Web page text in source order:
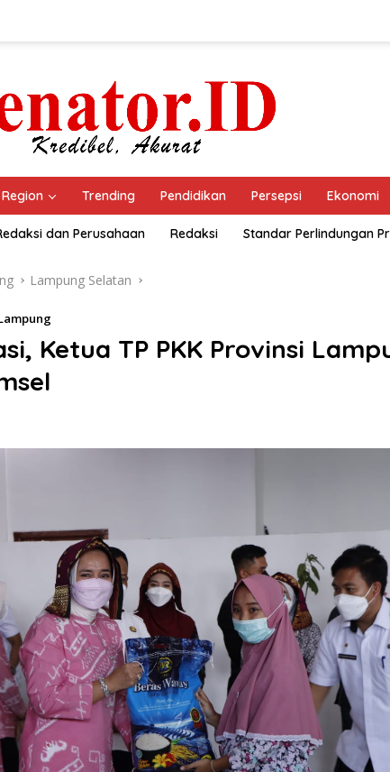
Region Trending Pendidikan Persepsi Ekonomi
dan Perusahaan Redaksi Standar Perlindungan
Lampung Selatan
Ketua TP PKK Provinsi